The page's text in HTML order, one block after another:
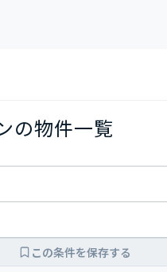
の物件一覧
この条件を保存する